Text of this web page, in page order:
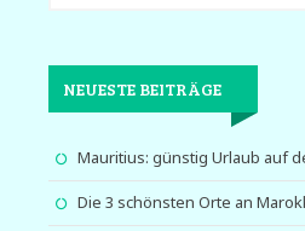
NEUESTE BEITRÄGE
Mauritius: günstig Urlaub auf
Die 3 schönsten Orte an